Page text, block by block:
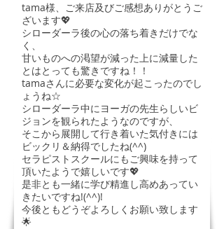
tama様、ご来店及びご感想ありがとうご
ざいます💖
シローダーラ後の心の落ち着きだけでな
く、
甘いものへの渇望が減った上に減量した
とはとっても驚きですね！！
tamaさんに必要な変化が起こったのでし
ょうね☆
シローダーラ中にヨーガの先生らしいビ
ジョンを観られたようなのですが、
そこから展開して行き着いた気付きには
ビックリ＆納得でしたね(^^)
セラピストスクールにもご興味を持って
頂いたようで嬉しいです💖
是非とも一緒に学び精進し高めあってい
きたいですね!(^^)!
今後ともどうぞよろしくお願い致します
🌟